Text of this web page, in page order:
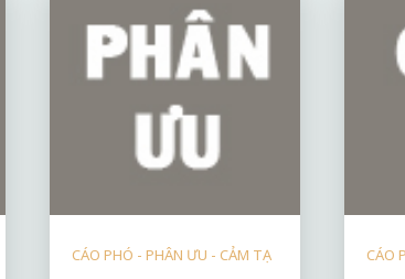
CÁO PHÓ - PHÂN ƯU - CẢM TẠ CÁO